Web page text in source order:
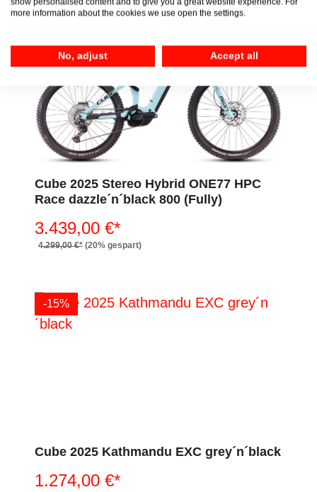
Cube 2025 Stereo Hybrid ONE77 HPC
Race dazzle´n´black 800 (Fully)
3.439,00 €*
4.299,00 €* (20% gespart)
-15%
Cube 2025 Kathmandu EXC grey´n´black
1.274,00 €*
more information about the cookies we use open the settings.
No, adjust Accept all